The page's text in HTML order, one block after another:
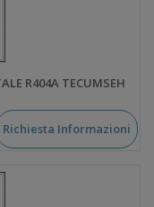
R404A TECUMSEH
Richiesta Informazioni